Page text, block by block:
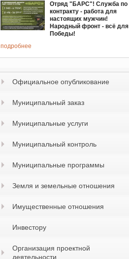
Отряд "БАРС"! Служба по
контракту - работа для
настоящих мужчин!
Народный фронт - всё для
Победы!
подробнее
Официальное опубликование
Муниципальный заказ
Муниципальные услуги
Муниципальный контроль
Муниципальные программы
Земля и земельные отношения
Имущественные отношения
Инвестору
Организация проектной
деятельности